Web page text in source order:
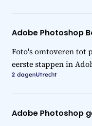
Adobe Photoshop
Foto's omtoveren tot
eerste stappen in
2 dagenUtrecht
Adobe Photoshop